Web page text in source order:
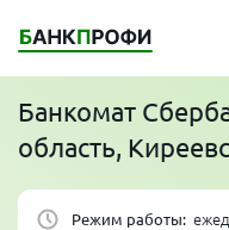
Банкомат
область,
Режим работы: